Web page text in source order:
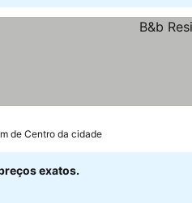
de Centro da cidade
exatos.